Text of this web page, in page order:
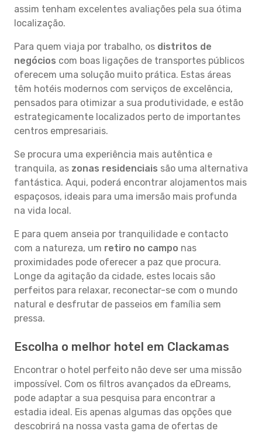
assim tenham excelentes avaliações pela sua ótima
localização.
Para quem viaja por trabalho, os distritos de
negócios com boas ligações de transportes públicos
oferecem uma solução muito prática. Estas áreas
têm hotéis modernos com serviços de excelência,
pensados para otimizar a sua produtividade, e estão
estrategicamente localizados perto de importantes
centros empresariais.
Se procura uma experiência mais autêntica e
tranquila, as zonas residenciais são uma alternativa
fantástica. Aqui, poderá encontrar alojamentos mais
espaçosos, ideais para uma imersão mais profunda
na vida local.
E para quem anseia por tranquilidade e contacto
com a natureza, um retiro no campo nas
proximidades pode oferecer a paz que procura.
Longe da agitação da cidade, estes locais são
perfeitos para relaxar, reconectar-se com o mundo
natural e desfrutar de passeios em família sem
pressa.
Escolha o melhor hotel em Clackamas
Encontrar o hotel perfeito não deve ser uma missão
impossível. Com os filtros avançados da eDreams,
pode adaptar a sua pesquisa para encontrar a
estadia ideal. Eis apenas algumas das opções que
descobrirá na nossa vasta gama de ofertas de